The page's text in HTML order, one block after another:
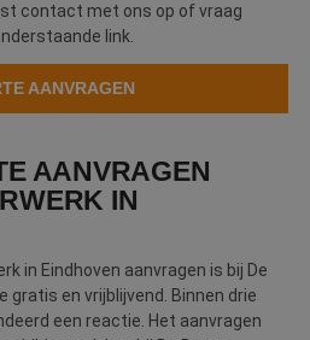
contact met ons op of vraag
link.
AANVRAGEN
AANVRAGEN
IN
in Eindhoven aanvragen is bij De
gratis en vrijblijvend. Binnen drie
een reactie. Het aanvragen